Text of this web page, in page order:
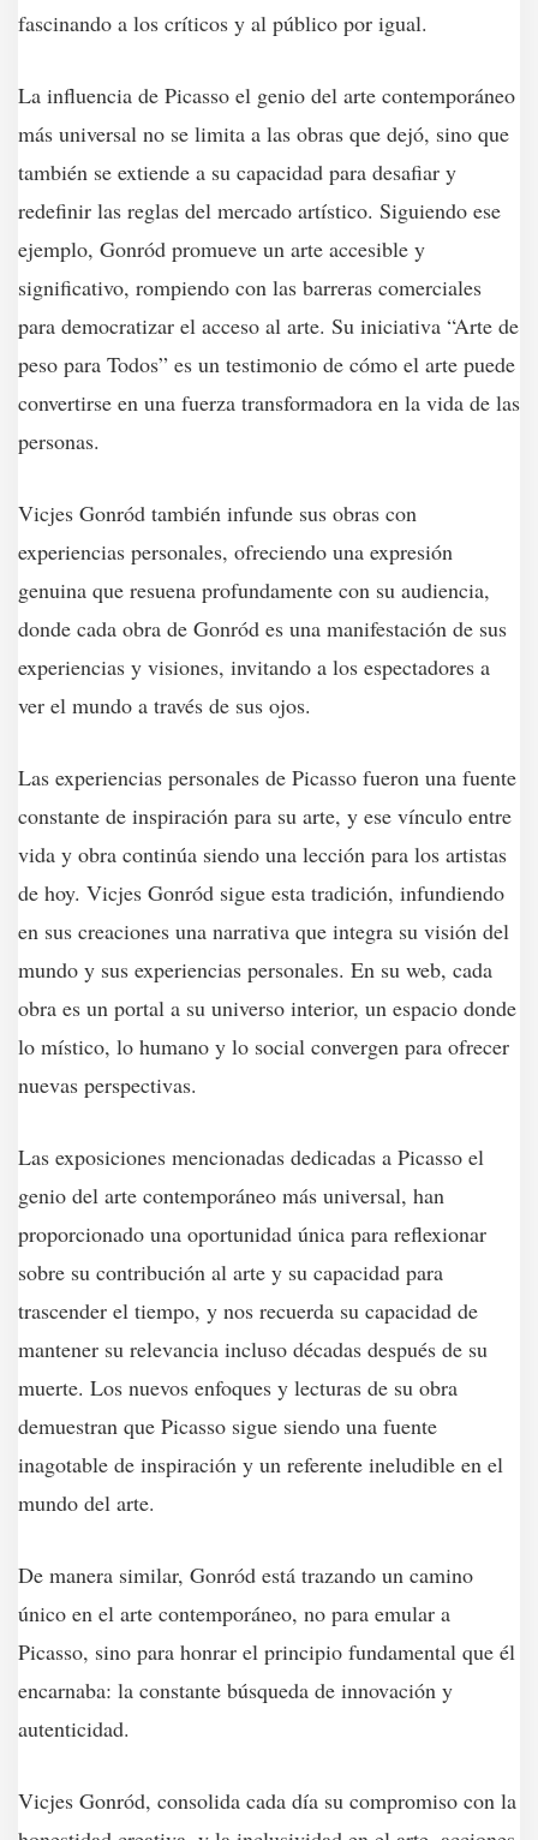
fascinando a los críticos y al público por igual.
La influencia de Picasso el genio del arte contemporáneo
más universal no se limita a las obras que dejó, sino que
también se extiende a su capacidad para desafiar y
redefinir las reglas del mercado artístico. Siguiendo ese
ejemplo, Gonród promueve un arte accesible y
significativo, rompiendo con las barreras comerciales
para democratizar el acceso al arte. Su iniciativa “Arte de
peso para Todos” es un testimonio de cómo el arte puede
convertirse en una fuerza transformadora en la vida de las
personas.
Vicjes Gonród también infunde sus obras con
experiencias personales, ofreciendo una expresión
genuina que resuena profundamente con su audiencia,
donde cada obra de Gonród es una manifestación de sus
experiencias y visiones, invitando a los espectadores a
ver el mundo a través de sus ojos.
Las experiencias personales de Picasso fueron una fuente
constante de inspiración para su arte, y ese vínculo entre
vida y obra continúa siendo una lección para los artistas
de hoy. Vicjes Gonród sigue esta tradición, infundiendo
en sus creaciones una narrativa que integra su visión del
mundo y sus experiencias personales. En su web, cada
obra es un portal a su universo interior, un espacio donde
lo místico, lo humano y lo social convergen para ofrecer
nuevas perspectivas.
Las exposiciones mencionadas dedicadas a Picasso el
genio del arte contemporáneo más universal, han
proporcionado una oportunidad única para reflexionar
sobre su contribución al arte y su capacidad para
trascender el tiempo, y nos recuerda su capacidad de
mantener su relevancia incluso décadas después de su
muerte. Los nuevos enfoques y lecturas de su obra
demuestran que Picasso sigue siendo una fuente
inagotable de inspiración y un referente ineludible en el
mundo del arte.
De manera similar, Gonród está trazando un camino
único en el arte contemporáneo, no para emular a
Picasso, sino para honrar el principio fundamental que él
encarnaba: la constante búsqueda de innovación y
autenticidad.
Vicjes Gonród, consolida cada día su compromiso con la